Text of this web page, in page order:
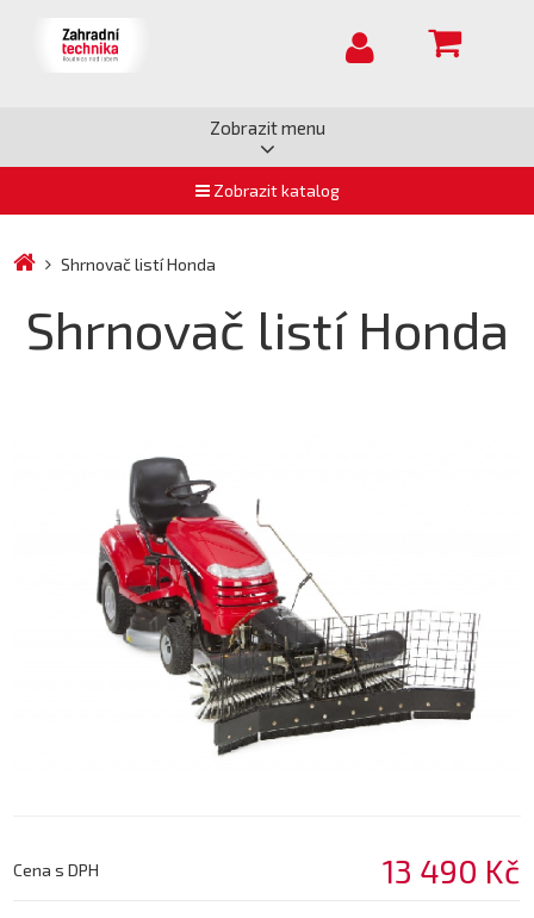
Zobrazit menu
Zobrazit katalog
Shrnovač listí Honda
Shrnovač listí Honda
Cena s DPH 13 490 Kč